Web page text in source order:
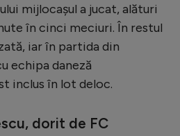
mijlocașul a jucat, alături
în cinci meciuri. În restul
iar în partida din
echipa daneză
inclus în lot deloc.
dorit de FC